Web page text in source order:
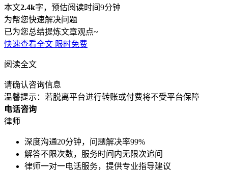
本文2.4k字，预估阅读时间9分钟
为帮您快速解决问题
已为您总结提炼文章观点~
快速查看全文 限时免费
阅读全文
请确认咨询信息
温馨提示：若脱离平台进行转账或付费将不受平台保障
电话咨询
律师
深度沟通20分钟，问题解决率99%
解答不限次数，服务时间内无限次追问
律师一对一电话服务，提供专业指导建议